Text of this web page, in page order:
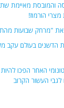
והמובסת מאיימת
הורמוז!
"מרחק שבועות
הדשנים בעולם עקב
האחר הפכו
לגבי העשור הקרוב